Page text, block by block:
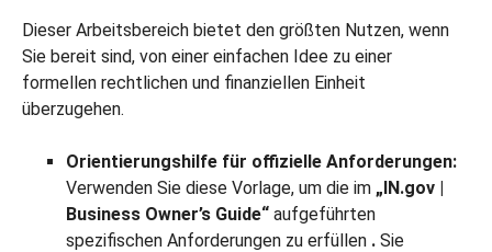
Dieser Arbeitsbereich bietet den größten Nutzen, wenn
Sie bereit sind, von einer einfachen Idee zu einer
formellen rechtlichen und finanziellen Einheit
überzugehen.
Orientierungshilfe für offizielle Anforderungen:
Verwenden Sie diese Vorlage, um die im „IN.gov |
Business Owner’s Guide“ aufgeführten
spezifischen Anforderungen zu erfüllen . Sie